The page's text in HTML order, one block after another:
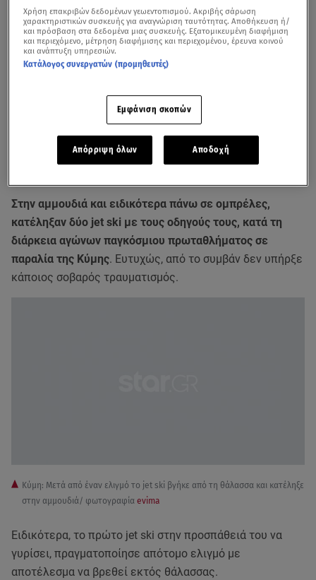
Βίντεο από τη στιγμή που το jet ski προσγειώθηκε στη στεριά πάνω σε
Στην αμμουδιά και ειδικότερα πάνω σε ομπρέλες,
κατέληξαν δύο jet ski με τους οδηγούς τους, κατά τη
διάρκεια αγώνων παγκόσμιου πρωταθλήματος σε
παραλία της Κύμης. Ευτυχώς, από το συμβάν δεν υπήρξε
κάποιος σοβαρός τραυματισμός.
Κύμη: Mετά από έναν ελιγμό το jet ski βγήκε από τη θάλασσα και κατέληξε
στην αμμουδιά/ φωτογραφία evima
Ειδικότερα, το πρώτο jet ski στην προσπάθειά του να
γυρίσει, πραγματοποίησε απότομο ελιγμό με
αποτέλεσμα να βρεθεί εκτός θάλασσας.
Χρήση επακριβών δεδομένων γεωεντοπισμού. Ακριβής σάρωση
χαρακτηριστικών συσκευής για αναγνώριση ταυτότητας. Αποθήκευση ή/
και πρόσβαση στα δεδομένα μιας συσκευής. Εξατομικευμένη διαφήμιση
και περιεχόμενο, μέτρηση διαφήμισης και περιεχομένου, έρευνα κοινού
και ανάπτυξη υπηρεσιών.
Κατάλογος συνεργατών (προμηθευτές)
Εμφάνιση σκοπών
Απόρριψη όλων Αποδοχή